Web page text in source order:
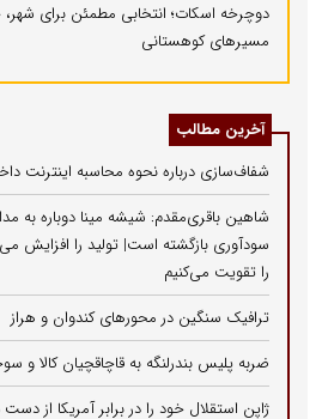
دوچرخه اسکات؛ انتخابی مطمئن برای شهر،
مسیرهای کوهستانی
آخرین مطالب
شفاف‌سازی درباره نحوه محاسبه اینترنت
شاهین باقری‌مقدم: شیشه مینا دوباره به
سودآوری بازگشته است| تولید را افزایش
را تقویت می‌کنیم
ترافیک سنگین در محورهای کندوان و هراز
ضربه پلیس بندرلنگه به قاچاقچیان کالا و
ژاپن استقلال خود را در برابر آمریکا از